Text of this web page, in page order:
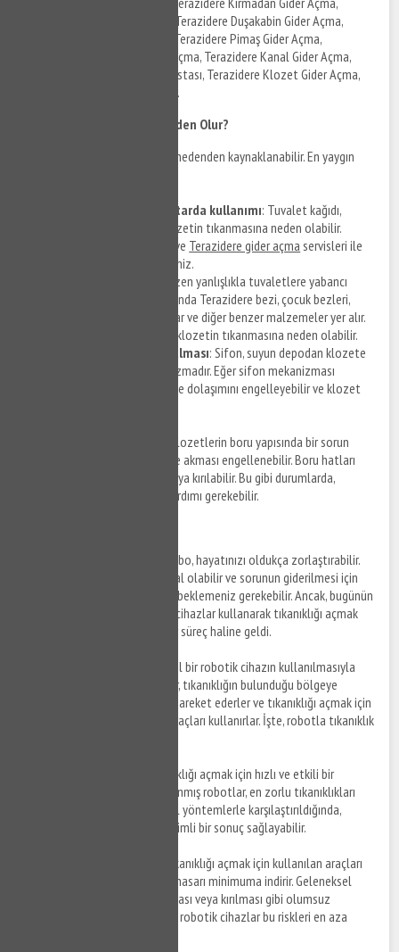
Terazidere Gider Açma servisi, Terazidere Duşakabin Gider Açma,
Terazidere Pis Su Gider Açma, Terazidere Pimaş Gider Açma,
Terazidere Tıkalı Kanal Gider Açma, Terazidere Kanal Gider Açma,
Terazidere Tıkalı Gider Açma Ustası, Terazidere Klozet Gider Açma,
Terazidere Balkon Gideri Açma.
Klozet Tıkanıklığı Neden Olur?
Klozet tıkanıklığı birçok farklı nedenden kaynaklanabilir. En yaygın
Tuvalet kağıdının fazla miktarda kullanımı: Tuvalet kağıdı,
zamanla borulara birikerek klozetin tıkanmasına neden olabilir.
ve Terazidere gider açma servisleri ile
hizmet detaylarına ulaşabilirsiniz.
: İnsanlar bazen yanlışlıkla tuvaletlere yabancı
cisimler atabilirler. Bunlar arasında Terazidere bezi, çocuk bezleri,
hijyen pedleri, pamuklu çubuklar ve diğer benzer malzemeler yer alır.
Bu nesneler, borulara sıkışarak klozetin tıkanmasına neden olabilir.
Sifon mekanizmasının bozulması: Sifon, suyun depodan klozete
akmasını kontrol eden mekanizmadır. Eğer sifon mekanizması
bozulursa, suyun normal şekilde dolaşımını engelleyebilir ve klozet
: Klozetlerin boru yapısında bir sorun
olduğunda, suyun doğru şekilde akması engellenebilir. Boru hatları
çeşitli nedenlerle tıkanabilir veya kırılabilir. Bu gibi durumlarda,
profesyonel bir tesisatçının yardımı gerekebilir.
Tıkanmış bir tuvalet ya da lavabo, hayatınızı oldukça zorlaştırabilir.
Tesisatçı çağırmak pahalıya mal olabilir ve sorunun giderilmesi için
birkaç saat ya da hatta günler beklemeniz gerekebilir. Ancak, bugünün
teknolojisi sayesinde, robotik cihazlar kullanarak tıkanıklığı açmak
artık çok daha kolay ve hızlı bir süreç haline geldi.
, özel bir robotik cihazın kullanılmasıyla
yapılan bir işlemdir. Bu robotlar, tıkanıklığın bulunduğu bölgeye
gönderilen bir kablo üzerinde hareket ederler ve tıkanıklığı açmak için
yüksek basınçlı su veya diğer araçları kullanırlar. İşte, robotla tıkanıklık
: Robotlar, tıkanıklığı açmak için hızlı ve etkili bir
yöntemdir. Özel olarak tasarlanmış robotlar, en zorlu tıkanıklıkları
bile açabilmektedir. Geleneksel yöntemlerle karşılaştırıldığında,
robotlar daha hızlı ve daha verimli bir sonuç sağlayabilir.
: Robotların, tıkanıklığı açmak için kullanılan araçları
kontrol edebilme yetenekleri, hasarı minimuma indirir. Geleneksel
yöntemlerde, boruların çatlaması veya kırılması gibi olumsuz
sonuçlar ortaya çıkabilir, ancak robotik cihazlar bu riskleri en aza